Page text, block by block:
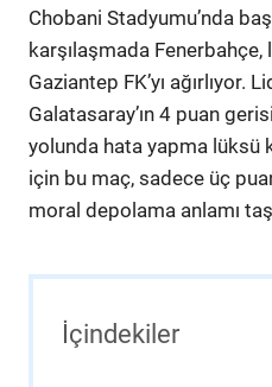
Chobani Stadyumu’nda
karşılaşmada
Gaziantep FK’yı ağırlıyor.
Galatasaray’ın 4 puan
yolunda hata yapma lüksü
için bu maç, sadece üç
moral depolama anlamı
İçindekiler